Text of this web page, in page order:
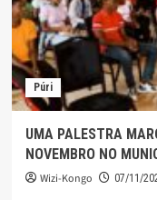
Púri
UMA PALESTRA
NOVEMBRO NO
Wizi-Kongo 07/11/